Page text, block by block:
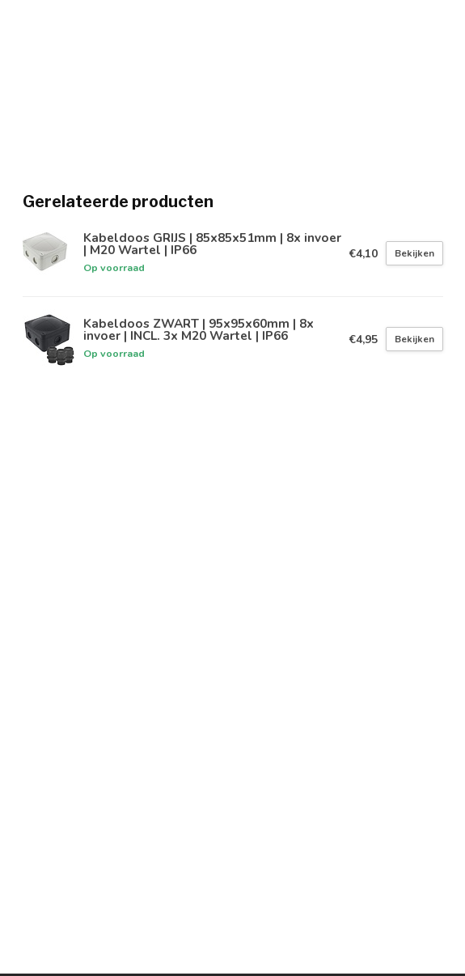
Gerelateerde producten
Kabeldoos GRIJS | 85x85x51mm | 8x invoer
| M20 Wartel | IP66
Op voorraad
€4,10 Bekijken
Kabeldoos ZWART | 95x95x60mm | 8x
invoer | INCL. 3x M20 Wartel | IP66
Op voorraad
€4,95 Bekijken